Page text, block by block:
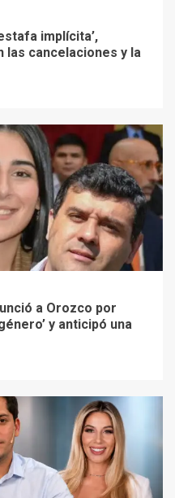
implícita’,
las cancelaciones y la
a Orozco por
y anticipó una